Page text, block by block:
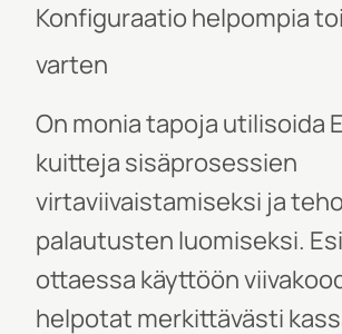
Konfiguraatio helpompia
varten
On monia tapoja utilisoida
kuitteja sisäprosessien
virtaviivaistamiseksi ja
palautusten luomiseksi.
ottaessa käyttöön
helpotat merkittävästi